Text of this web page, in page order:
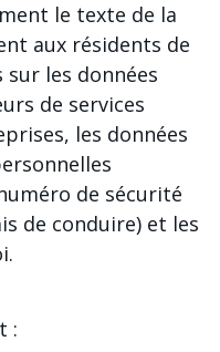
le texte de la
aux résidents de
les données
de services
les données
de sécurité
de conduire) et les
: